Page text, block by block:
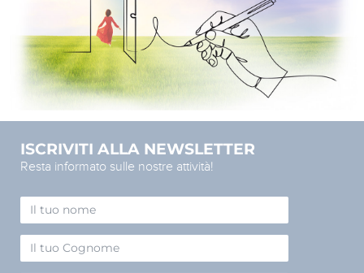
ISCRIVITI ALLA NEWSLETTER
Resta informato sulle nostre attività!